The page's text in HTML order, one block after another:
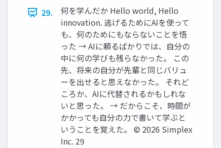
29.
何を学んだか Hello world, Hello
innovation. 逃げるためにAIを使って
も、何のためにもならないことを悟
った → AIに頼るばかりでは、自分の
中に何の学びも残らなかった。 この
先、将来の自分が先輩と同じバリュ
ーを出せると思えなかった。 それど
ころか、AIに代替されるかもしれな
いと思った。 → だからこそ、時間が
かかっても自分の力で書いて学ぶと
いうことを覚えた。 ©️ 2026 Simplex
Inc. 29